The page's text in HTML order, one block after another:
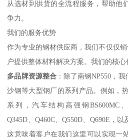
从选材到供货的全流程服务，帮助他
争力。
我们的服务优势
作为专业的钢材供应商，我们不仅仅
户提供整体材料解决方案。我们的核心
多品牌资源整合：除了南钢NP550，我
沙钢等大型钢厂的系列产品。例如，
系列，汽车结构高强钢BS600MC
Q345D、Q460C、Q550D、Q690E，以
这意味着客户在我们这里可以实现一